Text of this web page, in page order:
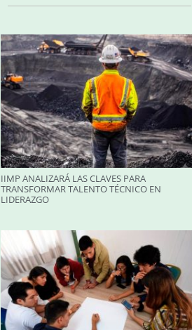
IIMP ANALIZARÁ LAS CLAVES PARA
TRANSFORMAR TALENTO TÉCNICO EN
LIDERAZGO